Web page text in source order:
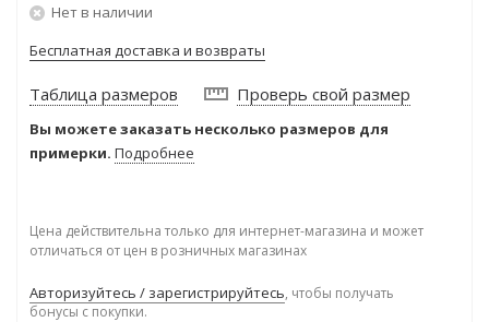
Нет в наличии
Бесплатная доставка и возвраты
Таблица размеров Проверь свой размер
Вы можете заказать несколько размеров для
примерки. Подробнее
Цена действительна только для интернет-магазина и может
отличаться от цен в розничных магазинах
Авторизуйтесь / зарегистрируйтесь, чтобы получать
бонусы с покупки.